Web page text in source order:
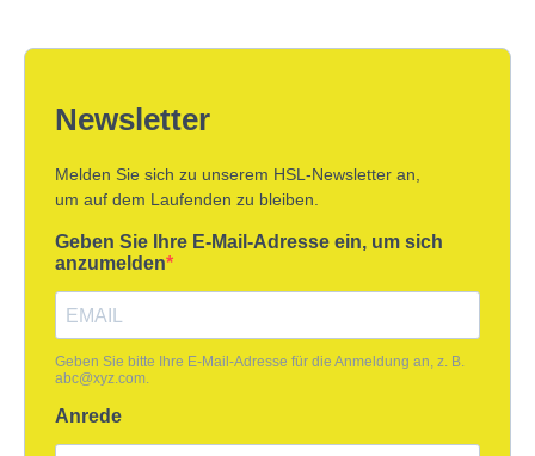
Newsletter
Melden Sie sich zu unserem HSL-Newsletter an,
um auf dem Laufenden zu bleiben.
Geben Sie Ihre E-Mail-Adresse ein, um sich
anzumelden
Geben Sie bitte Ihre E-Mail-Adresse für die Anmeldung an, z. B.
abc@xyz.com.
Anrede